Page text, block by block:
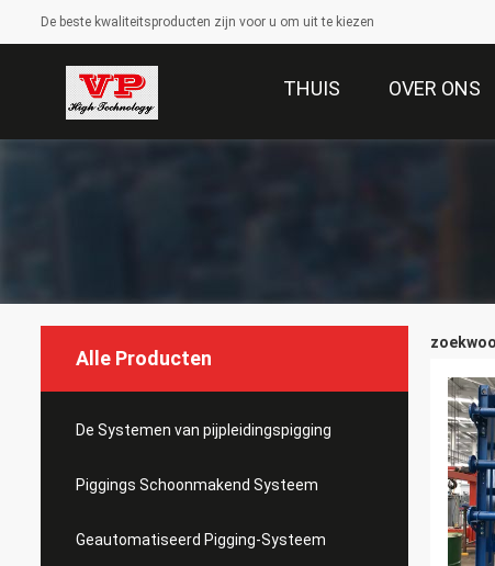
De beste kwaliteitsproducten zijn voor u om uit te kiezen
THUIS OVER ONS
Alle Producten
De Systemen van pijpleidingspigging
Piggings Schoonmakend Systeem
Geautomatiseerd Pigging-Systeem